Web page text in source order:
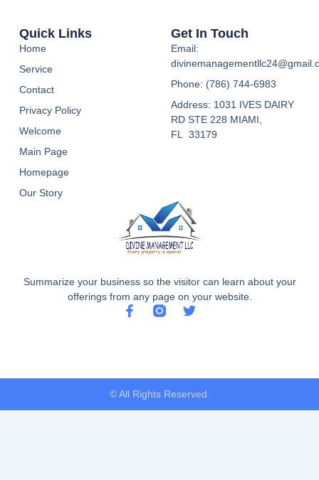
Summarize your business so the visitor can learn about your
offerings from any page on your website.
F
o
k
-
T
Quick Links
Home
Service
Contact
Privacy Policy
Welcome
Main Page
Homepage
Our Story
Get In Touch
Email:
Phone: (786) 744-6983
Address: 1031 IVES DAIRY
RD STE 228 MIAMI,
FL 33179
© All Rights Reserved.